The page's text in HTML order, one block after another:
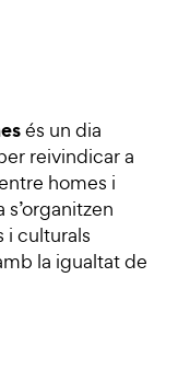
és un dia
reivindicar a
homes i
i culturals
la igualtat de